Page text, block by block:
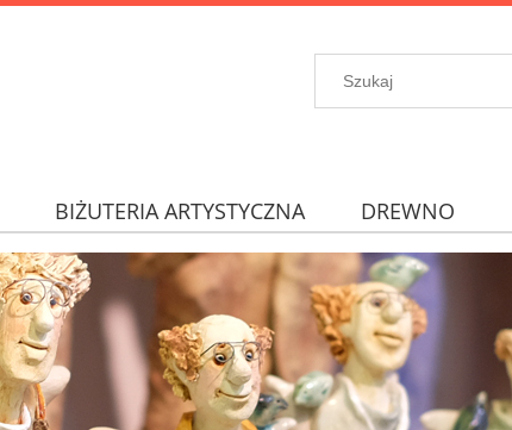
BIŻUTERIA ARTYSTYCZNA DREWNO